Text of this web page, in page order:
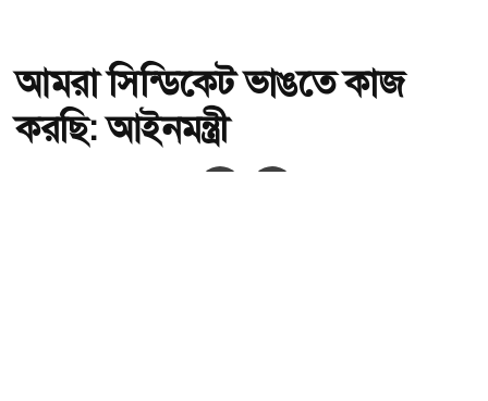
আমরা সিন্ডিকেট ভাঙতে কাজ
করছি: আইনমন্ত্রী